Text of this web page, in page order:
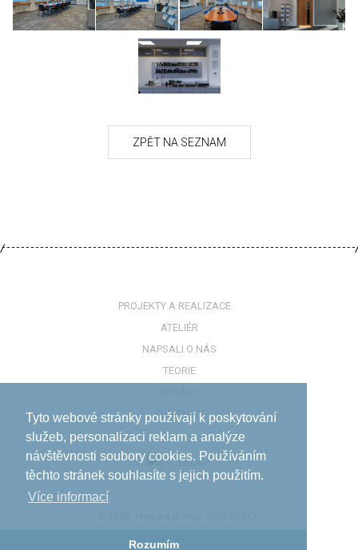
Tyto webové stránky používají k poskytování
služeb, personalizaci reklam a analýze
návštěvnosti soubory cookies. Používáním
těchto stránek souhlasíte s jejich použitím.
Více informací­
Rozumím
PROJEKTY A REALIZACE
ATELIÉR
NAPSALI O NÁS
TEORIE
KONTAKTY